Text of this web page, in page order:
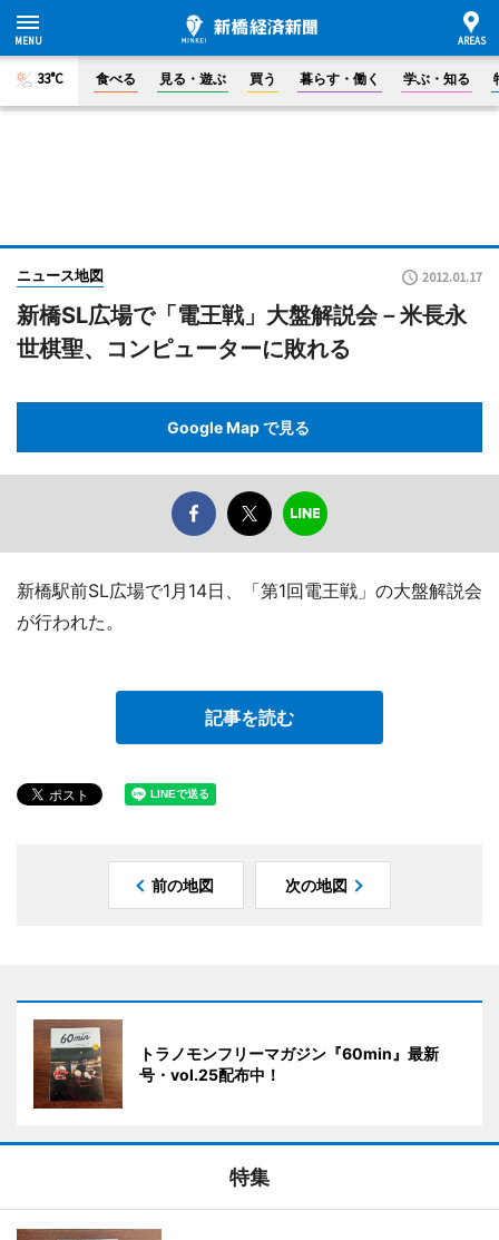
33°C 食べる 見る・遊ぶ 買う 暮らす・働く 学ぶ・知る
ニュース地図 2012.01.17
新橋SL広場で「電王戦」大盤解説会－米長永
世棋聖、コンピューターに敗れる
Google Map で見る
新橋駅前SL広場で1月14日、「第1回電王戦」の大盤解説会
が行われた。
記事を読む
前の地図 次の地図
トラノモンフリーマガジン『60min』最新
号・vol.25配布中！
特集